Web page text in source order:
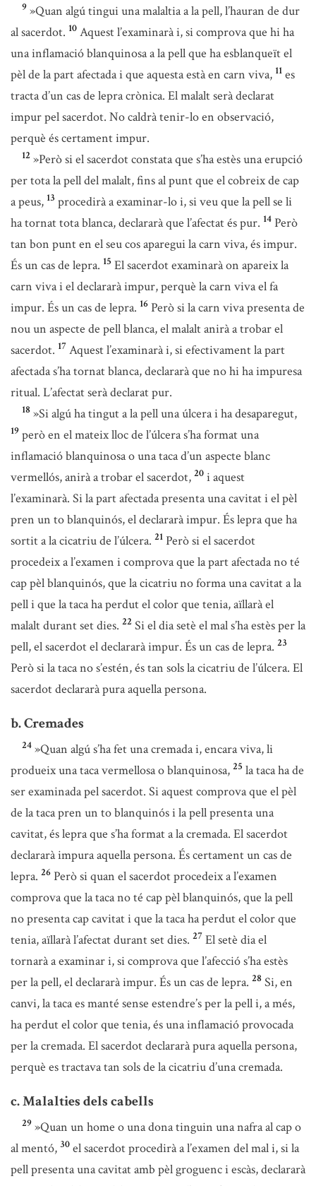
9 »Quan algú tingui una malaltia a la pell, l’hauran de dur
al sacerdot. 10 Aquest l’examinarà i, si comprova que hi ha
una inflamació blanquinosa a la pell que ha esblanqueït el
pèl de la part afectada i que aquesta està en carn viva, 11 es
tracta d’un cas de lepra crònica. El malalt serà declarat
impur pel sacerdot. No caldrà tenir-lo en observació,
perquè és certament impur.
12 »Però si el sacerdot constata que s’ha estès una erupció
per tota la pell del malalt, fins al punt que el cobreix de cap
a peus, 13 procedirà a examinar-lo i, si veu que la pell se li
ha tornat tota blanca, declararà que l’afectat és pur. 14 Però
tan bon punt en el seu cos aparegui la carn viva, és impur.
És un cas de lepra. 15 El sacerdot examinarà on apareix la
carn viva i el declararà impur, perquè la carn viva el fa
impur. És un cas de lepra. 16 Però si la carn viva presenta de
nou un aspecte de pell blanca, el malalt anirà a trobar el
sacerdot. 17 Aquest l’examinarà i, si efectivament la part
afectada s’ha tornat blanca, declararà que no hi ha impuresa
ritual. L’afectat serà declarat pur.
18 »Si algú ha tingut a la pell una úlcera i ha desaparegut,
19 però en el mateix lloc de l’úlcera s’ha format una
inflamació blanquinosa o una taca d’un aspecte blanc
vermellós, anirà a trobar el sacerdot, 20 i aquest
l’examinarà. Si la part afectada presenta una cavitat i el pèl
pren un to blanquinós, el declararà impur. És lepra que ha
sortit a la cicatriu de l’úlcera. 21 Però si el sacerdot
procedeix a l’examen i comprova que la part afectada no té
cap pèl blanquinós, que la cicatriu no forma una cavitat a la
pell i que la taca ha perdut el color que tenia, aïllarà el
malalt durant set dies. 22 Si el dia setè el mal s’ha estès per la
pell, el sacerdot el declararà impur. És un cas de lepra. 23
Però si la taca no s’estén, és tan sols la cicatriu de l’úlcera. El
sacerdot declararà pura aquella persona.
b. Cremades
24 »Quan algú s’ha fet una cremada i, encara viva, li
produeix una taca vermellosa o blanquinosa, 25 la taca ha de
ser examinada pel sacerdot. Si aquest comprova que el pèl
de la taca pren un to blanquinós i la pell presenta una
cavitat, és lepra que s’ha format a la cremada. El sacerdot
declararà impura aquella persona. És certament un cas de
lepra. 26 Però si quan el sacerdot procedeix a l’examen
comprova que la taca no té cap pèl blanquinós, que la pell
no presenta cap cavitat i que la taca ha perdut el color que
tenia, aïllarà l’afectat durant set dies. 27 El setè dia el
tornarà a examinar i, si comprova que l’afecció s’ha estès
per la pell, el declararà impur. És un cas de lepra. 28 Si, en
canvi, la taca es manté sense estendre’s per la pell i, a més,
ha perdut el color que tenia, és una inflamació provocada
per la cremada. El sacerdot declararà pura aquella persona,
perquè es tractava tan sols de la cicatriu d’una cremada.
c. Malalties dels cabells
29 »Quan un home o una dona tinguin una nafra al cap o
al mentó, 30 el sacerdot procedirà a l’examen del mal i, si la
pell presenta una cavitat amb pèl groguenc i escàs, declararà